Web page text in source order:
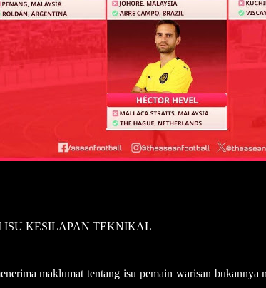
KESILAPAN TEKNIKAL
maklumat tentang isu pemain warisan bukannya